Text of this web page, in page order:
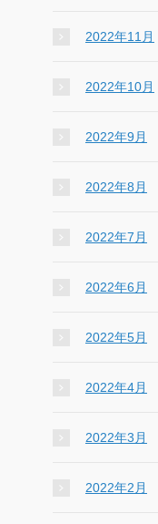
2022年11月
2022年10月
2022年9月
2022年8月
2022年7月
2022年6月
2022年5月
2022年4月
2022年3月
2022年2月